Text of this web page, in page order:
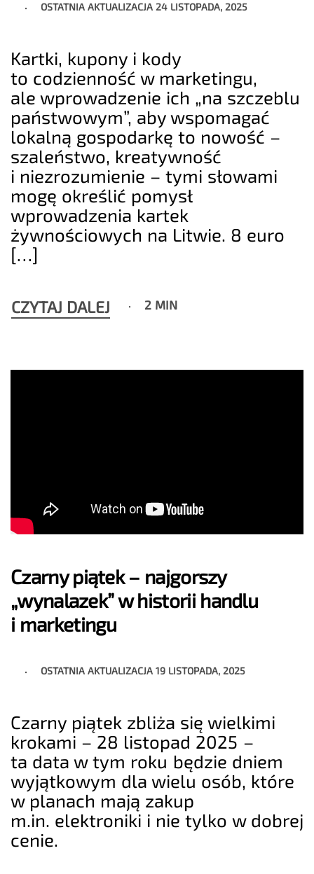
OSTATNIA AKTUALIZACJA24 LISTOPADA, 2025
Kartki, kupony i kody
to codzienność w marketingu,
ale wprowadzenie ich „na szczeblu
państwowym”, aby wspomagać
lokalną gospodarkę to nowość –
szaleństwo, kreatywność
i niezrozumienie – tymi słowami
mogę określić pomysł
wprowadzenia kartek
żywnościowych na Litwie. 8 euro
[…]
CZYTAJ DALEJ 2 MIN
Czarny piątek – najgorszy
„wynalazek” w historii handlu
i marketingu
OSTATNIA AKTUALIZACJA19 LISTOPADA, 2025
Czarny piątek zbliża się wielkimi
krokami – 28 listopad 2025 –
ta data w tym roku będzie dniem
wyjątkowym dla wielu osób, które
w planach mają zakup
m.in. elektroniki i nie tylko w dobrej
cenie.